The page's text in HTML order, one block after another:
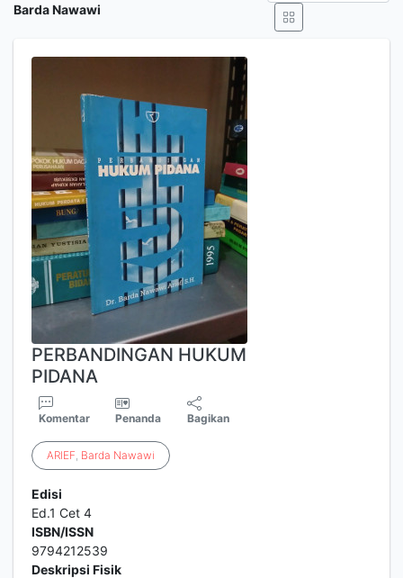
Barda Nawawi
PERBANDINGAN HUKUM
PIDANA
Komentar Penanda Bagikan
ARIEF, Barda Nawawi
Edisi
Ed.1 Cet 4
ISBN/ISSN
9794212539
Deskripsi Fisik